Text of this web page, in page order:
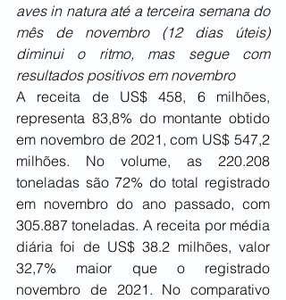
aves in natura até a terceira semana do
mês de novembro (12 dias úteis)
diminui o ritmo, mas segue com
resultados positivos em novembro
A receita de US$ 458, 6 milhões,
representa 83,8% do montante obtido
em novembro de 2021, com US$ 547,2
milhões. No volume, as 220.208
toneladas são 72% do total registrado
em novembro do ano passado, com
305.887 toneladas. A receita por média
diária foi de US$ 38.2 milhões, valor
32,7% maior que o registrado
novembro de 2021. No comparativo